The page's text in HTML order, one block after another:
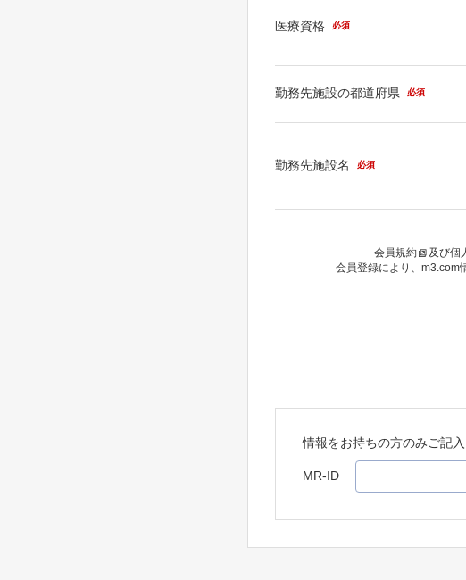
医療資格 必須
勤務先施設の都道府県 必須
勤務先施設名 必須
会員規約 及び個
会員登録により、 m3.com
情報をお持ちの方のみご記入
MR-ID